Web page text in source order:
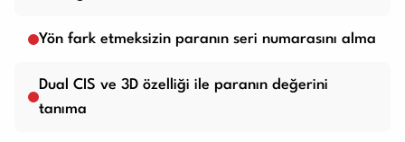
Yön fark etmeksizin paranın seri numarasını alma
Dual CIS ve 3D özelliği ile paranın değerini
tanıma